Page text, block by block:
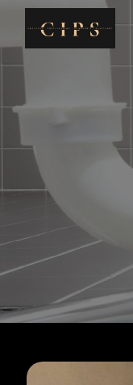
Panneau de gestion